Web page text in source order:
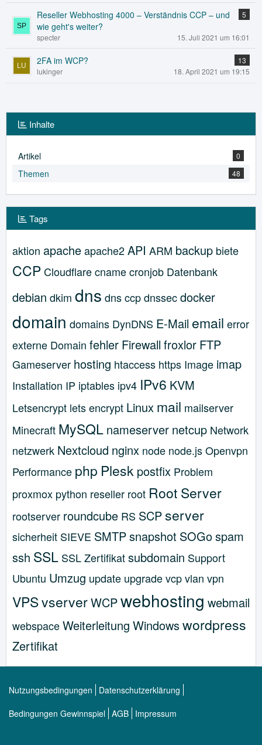
Reseller Webhosting 4000 – Verständnis CCP – und
wie geht's weiter?
5
specter 15. Juli 2021 um 16:01
2FA im WCP?
13
lukinger
18. April 2021 um 19:15
Inhalte
Artikel 0
Themen 48
Tags
aktion apacheapache2API ARM backup biete
CCPCloudflarecnamecronjob Datenbank
debian dkim dns dns ccpdnssecdocker
domain domains DynDNS E-Mail email error
externe Domain fehler Firewall froxlor FTP
Gameserver hosting htaccess https Image imap
Installation IP iptables ipv4 IPv6 KVM
Letsencrypt lets encrypt Linux mail mailserver
Minecraft MySQL nameserver netcup Network
netzwerk Nextcloud nginx node node.jsOpenvpn
Performance php Plesk postfix Problem
proxmox python reseller root Root Server
rootserver roundcube RS SCPserver
sicherheit SIEVE SMTPsnapshot SOGospam
ssh SSL SSL Zertifikatsubdomain Support
Ubuntu Umzug update upgradevcpvlan vpn
VPSvserverWCPwebhosting webmail
webspaceWeiterleitung Windowswordpress
Zertifikat
Nutzungsbedingungen
Datenschutzerklärung
Bedingungen Gewinnspiel AGB Impressum